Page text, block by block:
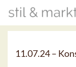
11.07.24 –